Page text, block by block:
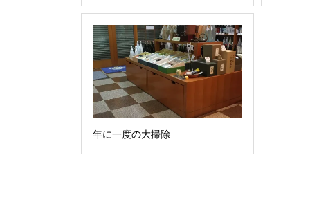
年に一度の大掃除